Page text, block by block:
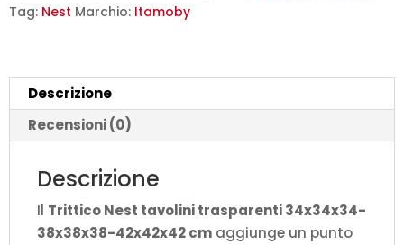
38x38x38-
quantità
Tag: Nest Marchio: Itamoby
Descrizione
Recensioni (0)
Descrizione
Il Trittico Nest tavolini trasparenti 34x34x34-
38x38x38-42x42x42 cm aggiunge un punto